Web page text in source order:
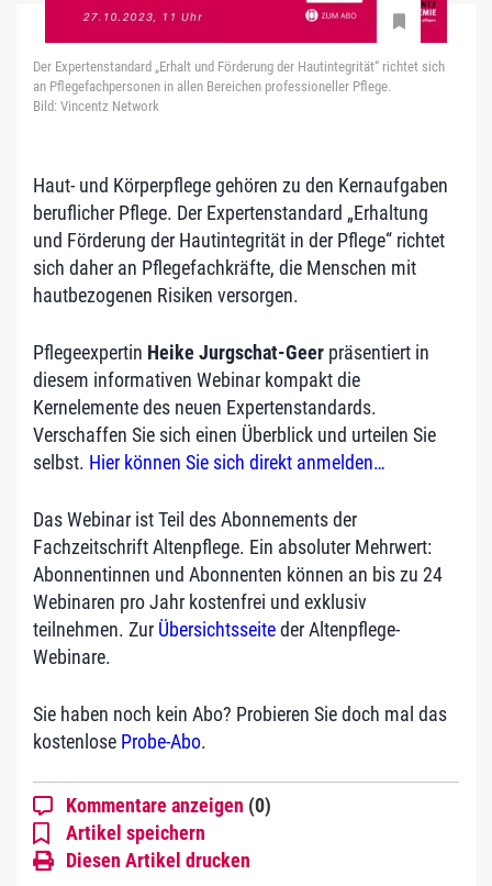
Der Expertenstandard „Erhalt und Förderung der Hautintegrität“ richtet sich
an Pflegefachpersonen in allen Bereichen professioneller Pflege.
Bild: Vincentz Network
Haut- und Körperpflege gehören zu den Kernaufgaben
beruflicher Pflege. Der Expertenstandard „Erhaltung
und Förderung der Hautintegrität in der Pflege“ richtet
sich daher an Pflegefachkräfte, die Menschen mit
hautbezogenen Risiken versorgen.
Pflegeexpertin Heike Jurgschat-Geer präsentiert in
diesem informativen Webinar kompakt die
Kernelemente des neuen Expertenstandards.
Verschaffen Sie sich einen Überblick und urteilen Sie
selbst. Hier können Sie sich direkt anmelden…
Das Webinar ist Teil des Abonnements der
Fachzeitschrift Altenpflege. Ein absoluter Mehrwert:
Abonnentinnen und Abonnenten können an bis zu 24
Webinaren pro Jahr kostenfrei und exklusiv
teilnehmen. Zur Übersichtsseiteder Altenpflege-
Webinare.
Sie haben noch kein Abo? Probieren Sie doch mal das
kostenlose Probe-Abo.
Kommentare anzeigen (0)
Artikel speichern
Diesen Artikel drucken